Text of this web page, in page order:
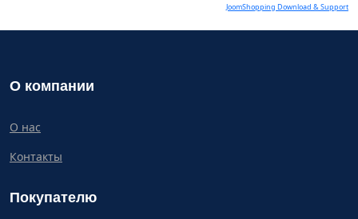
JoomShopping Download & Support
О компании
О нас
Контакты
Покупателю